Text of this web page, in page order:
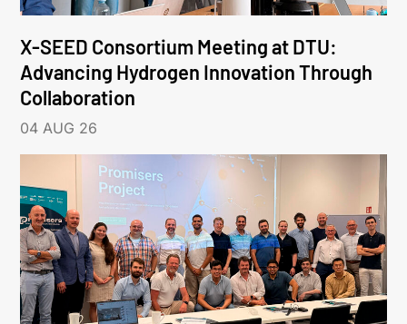
X-SEED Consortium Meeting at DTU:
Advancing Hydrogen Innovation Through
Collaboration
04 AUG 26